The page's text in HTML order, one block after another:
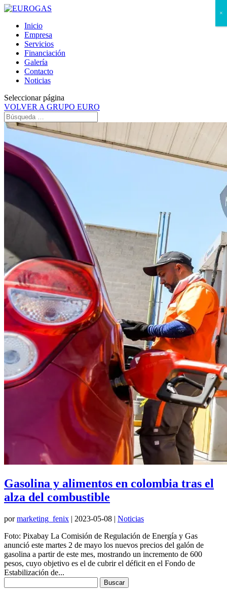
Inicio
Empresa
Servicios
Financiación
Galería
Contacto
Noticias
Seleccionar página
VOLVER A GRUPO EURO
Gasolina y alimentos en colombia tras el
alza del combustible
pormarketing_fenix | 2023-05-08 | Noticias
Foto: Pixabay La Comisión de Regulación de Energía y Gas
anunció este martes 2 de mayo los nuevos precios del galón de
gasolina a partir de este mes, mostrando un incremento de 600
pesos, cuyo objetivo es el de cubrir el déficit en el Fondo de
Estabilización de...
×